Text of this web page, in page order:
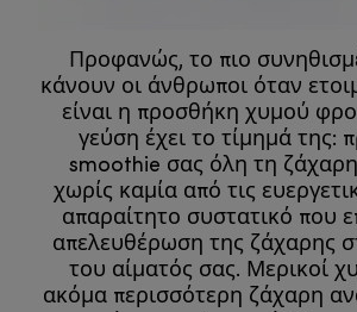
Προφανώς, το πιο
κάνουν οι άνθρωποι όταν
είναι η προσθήκη χυμού
γεύση έχει το τίμημά της:
smoothie σας όλη τη
χωρίς καμία από τις
απαραίτητο συστατικό που
απελευθέρωση της ζάχαρης
του αίματός σας. Μερικοί
ακόμα περισσότερη ζάχαρη